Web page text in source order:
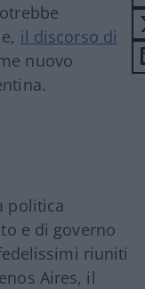
il discorso di
nuovo
politica
e di governo
riuniti
Aires, il